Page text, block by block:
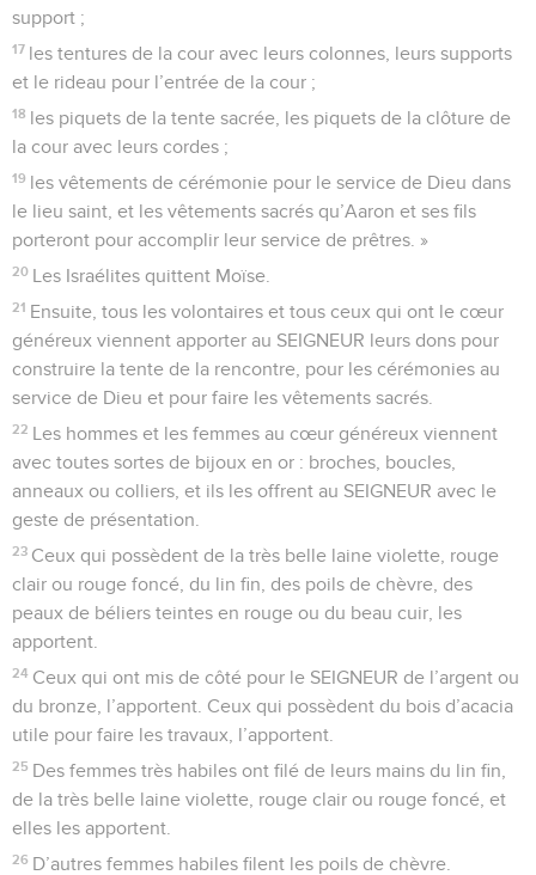
support ;
17 les tentures de la cour avec leurs colonnes, leurs supports
et le rideau pour l’entrée de la cour ;
18 les piquets de la tente sacrée, les piquets de la clôture de
la cour avec leurs cordes ;
19 les vêtements de cérémonie pour le service de Dieu dans
le lieu saint, et les vêtements sacrés qu’Aaron et ses fils
porteront pour accomplir leur service de prêtres. »
20 Les Israélites quittent Moïse.
21 Ensuite, tous les volontaires et tous ceux qui ont le cœur
généreux viennent apporter au SEIGNEUR leurs dons pour
construire la tente de la rencontre, pour les cérémonies au
service de Dieu et pour faire les vêtements sacrés.
22 Les hommes et les femmes au cœur généreux viennent
avec toutes sortes de bijoux en or : broches, boucles,
anneaux ou colliers, et ils les offrent au SEIGNEUR avec le
geste de présentation.
23 Ceux qui possèdent de la très belle laine violette, rouge
clair ou rouge foncé, du lin fin, des poils de chèvre, des
peaux de béliers teintes en rouge ou du beau cuir, les
apportent.
24 Ceux qui ont mis de côté pour le SEIGNEUR de l’argent ou
du bronze, l’apportent. Ceux qui possèdent du bois d’acacia
utile pour faire les travaux, l’apportent.
25 Des femmes très habiles ont filé de leurs mains du lin fin,
de la très belle laine violette, rouge clair ou rouge foncé, et
elles les apportent.
26 D’autres femmes habiles filent les poils de chèvre.